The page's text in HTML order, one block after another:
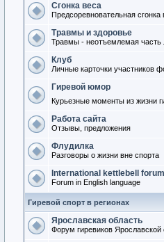
Сгонка веса
Предсоревновательная сгонка
Травмы и здоровье
Травмы - неотъемлемая часть
Клуб
Личные карточки участников
Гиревой юмор
Курьезные моменты из жизни
Работа сайта
Отзывы, предложения
Флудилка
Разговоры о жизни вне спорта
International kettlebell forum
Forum in English language
Гиревой спорт в регионах
Ярославская область
Форум гиревиков Ярославской